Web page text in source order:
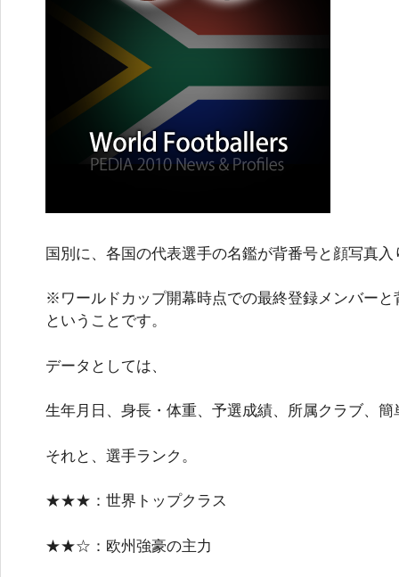
国別に、各国の代表選手の名鑑が背番号と顔写真
※ワールドカップ開幕時点での最終登録メンバー
ということです。
データとしては、
生年月日、身長・体重、予選成績、所属クラブ、
それと、選手ランク。
★★★：世界トップクラス
★★☆：欧州強豪の主力